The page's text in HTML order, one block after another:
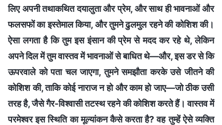
लिए अपनी तथाकथित दयालुता और प्रेम, और साथ ही भावनाओं और
फलसफों का इस्तेमाल किया, और तुमने ढुलमुल रहने की कोशिश की।
ऐसा लगता है कि तुम इस इंसान की प्रेम से मदद कर रहे थे, लेकिन
अपने दिल में तुम वास्तव में भावनाओं से बाधित थे—और, इस डर से कि
ऊपरवाले को पता चल जाएगा, तुमने समझौता करके उसे जीतने की
कोशिश की, ताकि कोई नाराज न हो और काम हो जाए—जो ठीक उसी
तरह है, जैसे गैर-विश्वासी तटस्थ रहने की कोशिश करते हैं। वास्तव में
परमेश्वर इस स्थिति का मूल्यांकन कैसे करता है? वह तुम्हें ऐसे व्यक्ति